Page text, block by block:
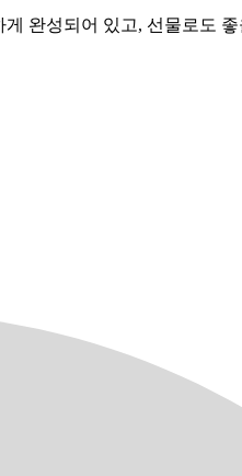
완성되어 있고, 선물로도